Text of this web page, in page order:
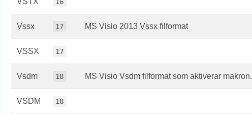
Vssx 17 MS Visio 2013 Vssx filformat
VSSX 17
Vsdm 18 MS Visio Vsdm filformat som aktiverar makron.
VSDM 18